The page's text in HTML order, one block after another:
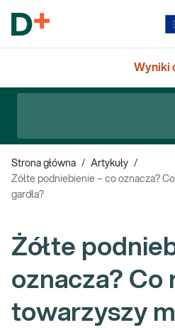
Wyniki
Strona główna / Artykuły /
Żółte podniebienie – co oznacza?
gardła?
Żółte
oznacza? Co
towarzyszy